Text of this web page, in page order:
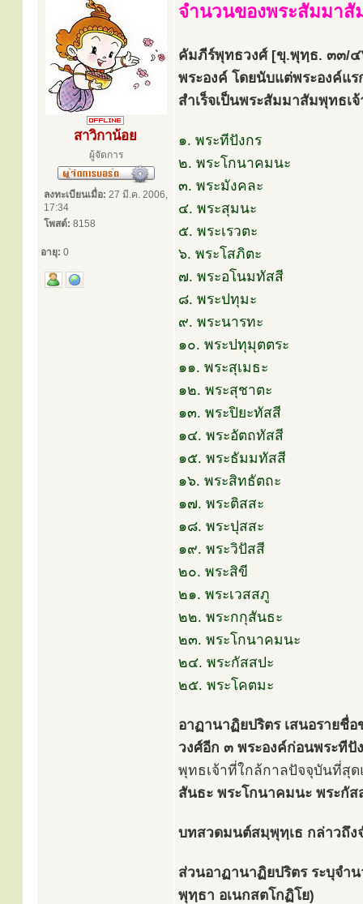
สาวิกาน้อย
ผู้จัดการ
ลงทะเบียนเมื่อ: 27 มี.ค. 2006,
17:34
โพสต์: 8158
อายุ: 0
จำนวนของพระสัมมาสั
คัมภีร์พุทธวงศ์ [ขุ.พุทฺธ. ๓๓/
พระองค์ โดยนับแต่พระองค์แ
สำเร็จเป็นพระสัมมาสัมพุทธเ
๑. พระทีปังกร
๒. พระโกนาคมนะ
๓. พระมังคละ
๔. พระสุมนะ
๕. พระเรวตะ
๖. พระโสภิตะ
๗. พระอโนมทัสสี
๘. พระปทุมะ
๙. พระนารทะ
๑๐. พระปทุมุตตระ
๑๑. พระสุเมธะ
๑๒. พระสุชาตะ
๑๓. พระปิยะทัสสี
๑๔. พระอัตถทัสสี
๑๕. พระธัมมทัสสี
๑๖. พระสิทธัตถะ
๑๗. พระติสสะ
๑๘. พระปุสสะ
๑๙. พระวิปัสสี
๒๐. พระสิขี
๒๑. พระเวสสภู
๒๒. พระกกุสันธะ
๒๓. พระโกนาคมนะ
๒๔. พระกัสสปะ
๒๕. พระโคตมะ
อาฏานาฏิยปริตร เสนอรายชื่
วงศ์อีก ๓ พระองค์ก่อนพระทีปั
พุทธเจ้าที่ใกล้กาลปัจจุบันที่สุ
สันธะ พระโกนาคมนะ พระกัส
บทสวดมนต์สมฺพุทฺเธ กล่าวถึ
ส่วนอาฏานาฏิยปริตร ระบุจำ
พุทฺธา อเนกสตโกฏิโย)